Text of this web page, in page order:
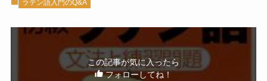
ラテン語入門のQ&A
この記事が気に入ったら
フォローしてね！